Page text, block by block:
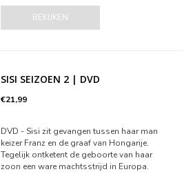
BEKIJKEN
SISI SEIZOEN 2 | DVD
€21,99
DVD - Sisi zit gevangen tussen haar man
keizer Franz en de graaf van Hongarije.
Tegelijk ontketent de geboorte van haar
zoon een ware machtsstrijd in Europa.